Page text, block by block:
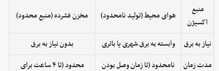
منبع
اکسیژن
هوای محیط (تولید نامحدود) مخزن فشرده (منبع محدود)
نیاز به برق وابسته به برق شهری یا باتری
بدون نیاز به برق
مدت زمان
نامحدود (تا زمان وصل بودن
محدود (تا ۴ ساعت برای